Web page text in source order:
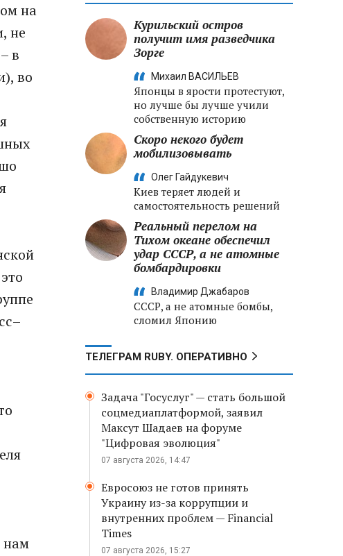
на
не
в
во
нам
криптообменников в «Москва-
Сити», через которую
украинские call-центры
Курильский остров
получит имя разведчика
Зорге
Михаил ВАСИЛЬЕВ
Японцы в ярости протестуют,
но лучше бы лучше учили
собственную историю
Скоро некого будет
мобилизовывать
Олег Гайдукевич
Киев теряет людей и
самостоятельность решений
Реальный перелом на
Тихом океане обеспечил
удар СССР, а не атомные
бомбардировки
Владимир Джабаров
СССР, а не атомные бомбы,
сломил Японию
ТЕЛЕГРАМ RUBY. ОПЕРАТИВНО
Задача "Госуслуг" — стать большой
соцмедиаплатформой, заявил
Максут Шадаев на форуме
"Цифровая эволюция"
07 августа 2026, 14:47
Евросоюз не готов принять
Украину из-за коррупции и
внутренних проблем — Financial
Times
07 августа 2026, 15:27